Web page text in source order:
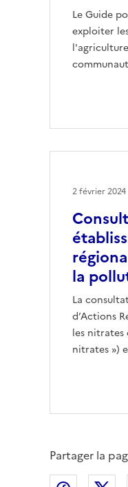
Le Guide
exploiter
la
La
d’Actions
les nitrates
nitrates »)
2 février 2024
Partager la